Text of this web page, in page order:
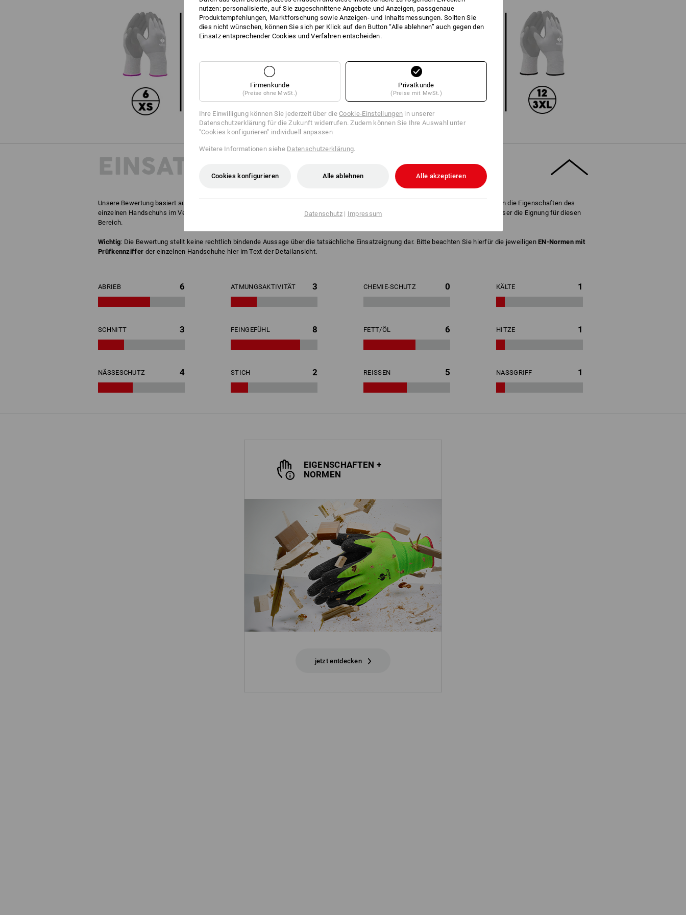
EINSATZ-EMPFEHLUNG
Unsere Bewertung basiert auf Erfahrungen aus der Praxis. Die gültigen EN-Normen wurden dabei nicht berücksichtigt. Bewertet wurden die Eigenschaften des
einzelnen Handschuhs im Vergleich mit allen anderen Handschuhen der jeweiligen Materialgruppe. Je höher die Bewertung, desto besser die Eignung für diesen
Bereich.
Wichtig: Die Bewertung stellt keine rechtlich bindende Aussage über die tatsächliche Einsatzeignung dar. Bitte beachten Sie hierfür die jeweiligenEN-Normen mit
Prüfkennziffer der einzelnen Handschuhe hier im Text der Detailansicht.
ABRIEB 6 ATMUNGSAKTIVITÄT 3 CHEMIE-SCHUTZ 0 KÄLTE 1
SCHNITT 3 FEINGEFÜHL 8 FETT/ÖL 6 HITZE 1
NÄSSESCHUTZ 4 STICH 2 REISSEN 5 NASSGRIFF 1
EIGENSCHAFTEN +
NORMEN
jetzt entdecken
nutzen: personalisierte, auf Sie zugeschnittene Angebote und Anzeigen, passgenaue
Produktempfehlungen, Marktforschung sowie Anzeigen- und Inhaltsmessungen. Sollten Sie
dies nicht wünschen, können Sie sich per Klick auf den Button “Alle ablehnen” auch gegen den
Einsatz entsprechender Cookies und Verfahren entscheiden.
Firmenkunde
(Preise ohne MwSt.)
Privatkunde
(Preise mit MwSt.)
Ihre Einwilligung können Sie jederzeit über dieCookie-Einstellungen in unserer
Datenschutzerklärung für die Zukunft widerrufen. Zudem können Sie Ihre Auswahl unter
"Cookies konfigurieren" individuell anpassen
Weitere Informationen siehe Datenschutzerklärung.
Cookies konfigurieren Alle ablehnen Alle akzeptieren
Datenschutz| Impressum